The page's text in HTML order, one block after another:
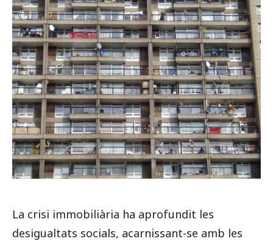
CATALÀ ESPAÑOL ENGLISH
La crisi immobiliària ha aprofundit les
desigualtats socials, acarnissant-se amb les